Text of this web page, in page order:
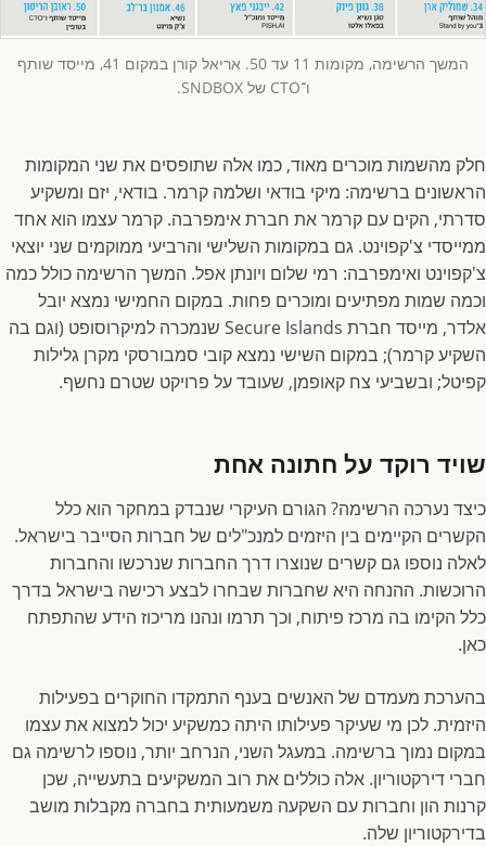
המשך הרשימה, מקומות 11 עד 50. אריאל קורן במקום 41, מייסד שותף
ו־CTO של SNDBOX.
חלק מהשמות מוכרים מאוד, כמו אלה שתופסים את שני המקומות
הראשונים ברשימה: מיקי בודאי ושלמה קרמר. בודאי, יזם ומשקיע
סדרתי, הקים עם קרמר את חברת אימפרבה. קרמר עצמו הוא אחד
ממייסדי צ'קפוינט. גם במקומות השלישי והרביעי ממוקמים שני יוצאי
צ'קפוינט ואימפרבה: רמי שלום ויונתן אפל. המשך הרשימה כולל כמה
וכמה שמות מפתיעים ומוכרים פחות. במקום החמישי נמצא יובל
אלדר, מייסד חברת Secure Islands שנמכרה למיקרוסופט (וגם בה
השקיע קרמר); במקום השישי נמצא קובי סמבורסקי מקרן גלילות
קפיטל; ובשביעי צח קאופמן, שעובד על פרויקט שטרם נחשף.
שויד רוקד על חתונה אחת
כיצד נערכה הרשימה? הגורם העיקרי שנבדק במחקר הוא כלל
הקשרים הקיימים בין היזמים למנכ"לים של חברות הסייבר בישראל.
לאלה נוספו גם קשרים שנוצרו דרך החברות שנרכשו והחברות
הרוכשות. ההנחה היא שחברות שבחרו לבצע רכישה בישראל בדרך
כלל הקימו בה מרכז פיתוח, וכך תרמו ונהנו מריכוז הידע שהתפתח
כאן.
בהערכת מעמדם של האנשים בענף התמקדו החוקרים בפעילות
היזמית. לכן מי שעיקר פעילותו היתה כמשקיע יכול למצוא את עצמו
במקום נמוך ברשימה. במעגל השני, הנרחב יותר, נוספו לרשימה גם
חברי דירקטוריון. אלה כוללים את רוב המשקיעים בתעשייה, שכן
קרנות הון וחברות עם השקעה משמעותית בחברה מקבלות מושב
בדירקטוריון שלה.